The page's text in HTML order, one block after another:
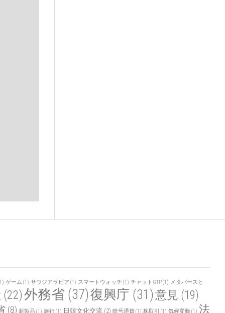
ゲーム (1) サウジアラビア (1) スマートウォッチ (1) チャットGTP(1) メタバースと
(22)外務省(37)復興庁 (31)意見 (19)
(8) 新製品(1) 旅行(1) 日韓文化交流(2) 暗号通貨(1) 株取引 (1) 気候変動(1) 法